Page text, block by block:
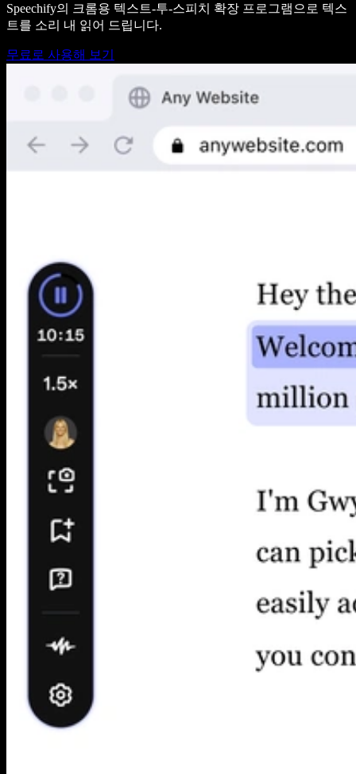
Speechify의 크롬용 텍스트-투-스피치 확장 프로그램으로 텍스
트를 소리 내 읽어 드립니다.
무료로 사용해 보기